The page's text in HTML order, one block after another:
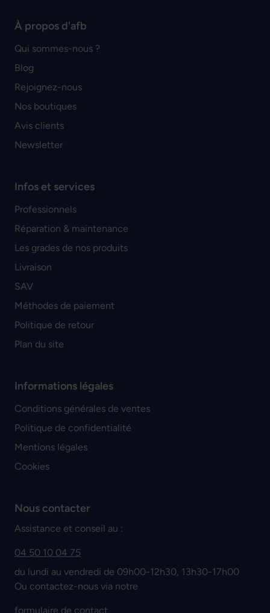
À propos d'afb
Qui sommes-nous ?
Blog
Rejoignez-nous
Nos boutiques
Avis clients
Newsletter
Infos et services
Professionnels
Réparation & maintenance
Les grades de nos produits
Livraison
SAV
Méthodes de paiement
Politique de retour
Plan du site
Informations légales
Conditions générales de ventes
Politique de confidentialité
Mentions légales
Cookies
Nous contacter
Assistance et conseil au :
04 50 10 04 75
du lundi au vendredi de 09h00-12h30, 13h30-17h00
Ou contactez-nous via notre
formulaire de contact